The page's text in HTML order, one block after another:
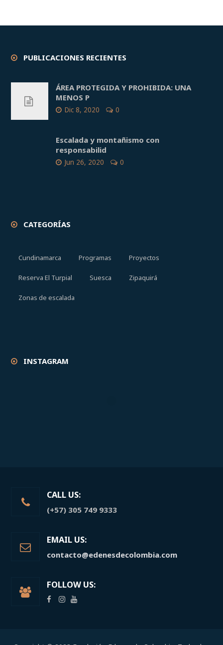
PUBLICACIONES RECIENTES
ÁREA PROTEGIDA Y PROHIBIDA: UNA
MENOS P
Dic 8, 2020 0
Escalada y montañismo con
responsabilid
Jun 26, 2020 0
CATEGORÍAS
Cundinamarca Programas Proyectos
Reserva El Turpial Suesca Zipaquirá
Zonas de escalada
INSTAGRAM
CALL US:
(+57) 305 749 9333
EMAIL US:
contacto@edenesdecolombia.com
FOLLOW US: